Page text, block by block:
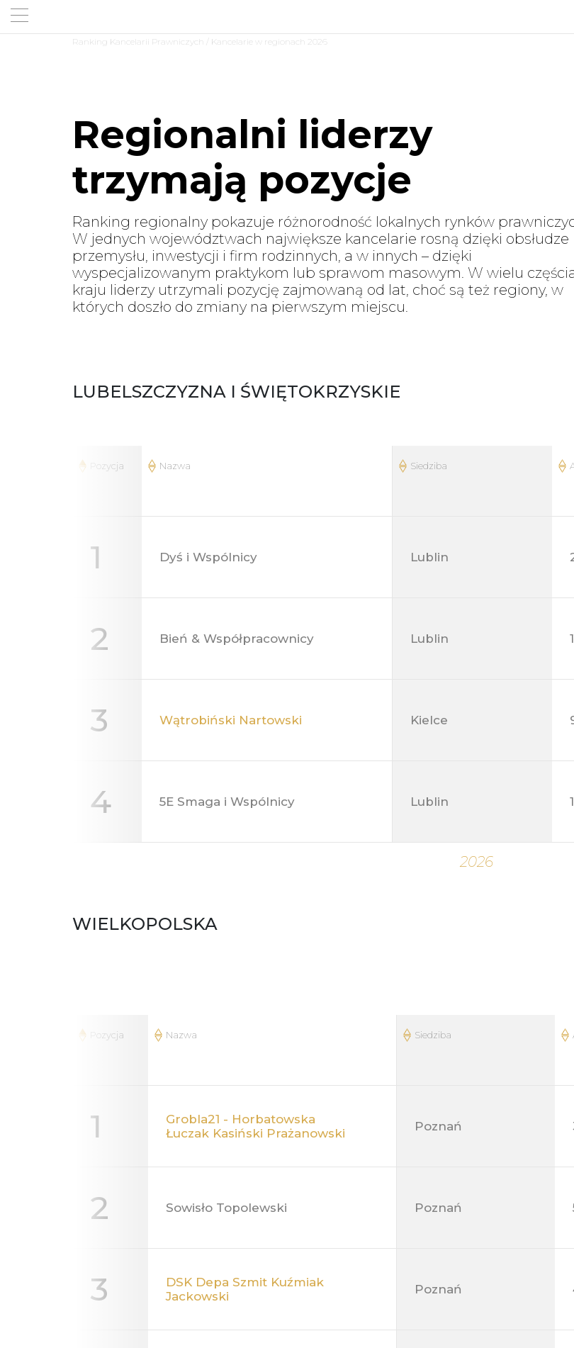
Ranking Kancelarii Prawniczych / Kancelarie w regionach 2026
Regionalni liderzy
trzymają pozycje
Ranking regionalny pokazuje różnorodność lokalnych rynków
W jednych województwach największe kancelarie rosną dzięki obsłudze
przemysłu, inwestycji i firm rodzinnych, a w innych – dzięki
wyspecjalizowanym praktykom lub sprawom masowym. W wielu
kraju liderzy utrzymali pozycję zajmowaną od lat, choć są też regiony, w
których doszło do zmiany na pierwszym miejscu.
LUBELSZCZYZNA I ŚWIĘTOKRZYSKIE
WIELKOPOLSKA